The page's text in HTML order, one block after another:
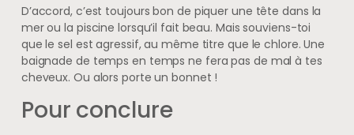
D’accord, c’est toujours bon de piquer une tête dans la
mer ou la piscine lorsqu’il fait beau. Mais souviens-toi
que le sel est agressif, au même titre que le chlore. Une
baignade de temps en temps ne fera pas de mal à tes
cheveux. Ou alors porte un bonnet !
Pour conclure